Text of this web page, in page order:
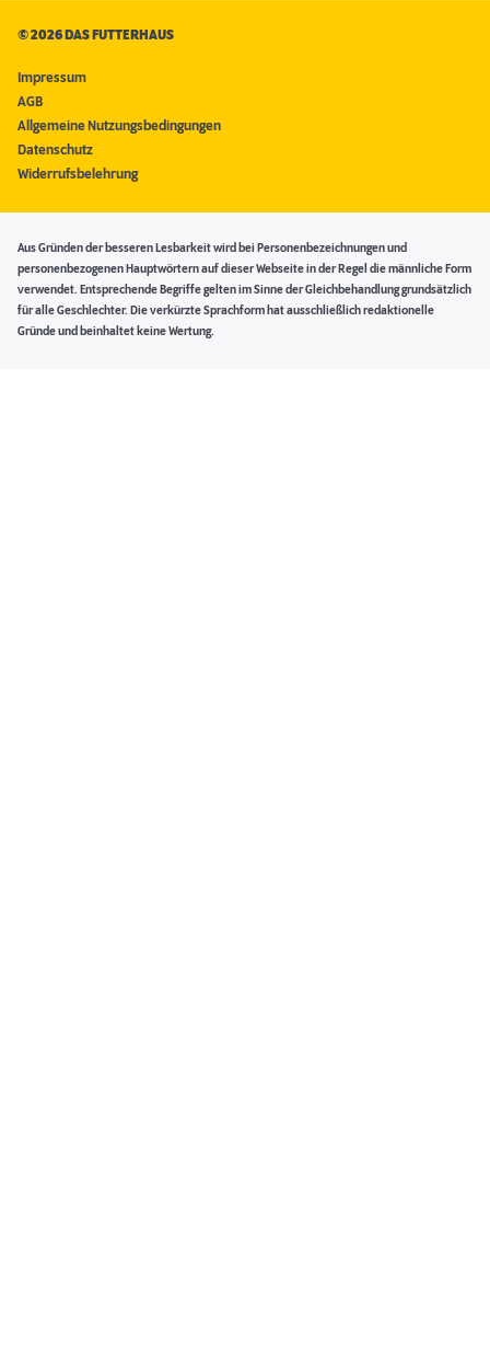
©2026 DAS FUTTERHAUS
Impressum
AGB
Allgemeine Nutzungsbedingungen
Datenschutz
Widerrufsbelehrung
Aus Gründen der besseren Lesbarkeit wird bei Personenbezeichnungen und
personenbezogenen Hauptwörtern auf dieser Webseite in der Regel die männliche Form
verwendet. Entsprechende Begriffe gelten im Sinne der Gleichbehandlung grundsätzlich
für alle Geschlechter. Die verkürzte Sprachform hat ausschließlich redaktionelle
Gründe und beinhaltet keine Wertung.